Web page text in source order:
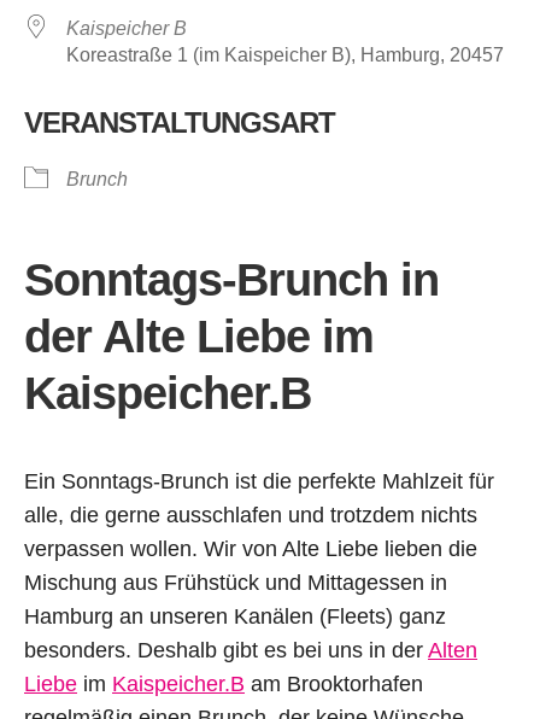
Kaispeicher B
Koreastraße 1 (im Kaispeicher B), Hamburg, 20457
VERANSTALTUNGSART
Brunch
Sonntags-Brunch in
der Alte Liebe im
Kaispeicher.B
Ein Sonntags-Brunch ist die perfekte Mahlzeit für
alle, die gerne ausschlafen und trotzdem nichts
verpassen wollen. Wir von Alte Liebe lieben die
Mischung aus Frühstück und Mittagessen in
Hamburg an unseren Kanälen (Fleets) ganz
besonders. Deshalb gibt es bei uns in der Alten
Liebe im Kaispeicher.B am Brooktorhafen